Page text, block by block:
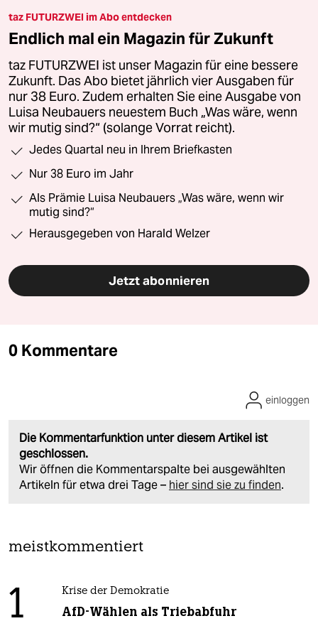
taz FUTURZWEI im Abo entdecken
Endlich mal ein Magazin für Zukunft
taz FUTURZWEI ist unser Magazin für eine bessere
Zukunft. Das Abo bietet jährlich vier Ausgaben für
nur 38 Euro. Zudem erhalten Sie eine Ausgabe von
Luisa Neubauers neuestem Buch „Was wäre, wenn
wir mutig sind?“ (solange Vorrat reicht).
Jedes Quartal neu in Ihrem Briefkasten
Nur 38 Euro im Jahr
Als Prämie Luisa Neubauers „Was wäre, wenn wir
mutig sind?“
Herausgegeben von Harald Welzer
Jetzt abonnieren
0 Kommentare
Die Kommentarfunktion unter diesem Artikel ist
geschlossen.
Wir öffnen die Kommentarspalte bei ausgewählten
Artikeln für etwa drei Tage – hier sind sie zu finden.
einloggen
meistkommentiert
1 Krise der Demokratie
AfD-Wählen als Triebabfuhr